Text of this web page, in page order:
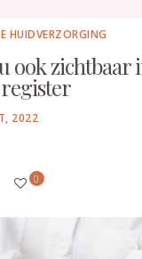
HUIDVERZORGING
ook zichtbaar
2022
0